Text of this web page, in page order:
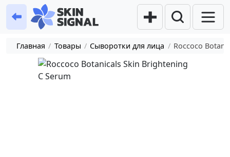
Главная / Товары / Сыворотки для лица / Roccoco